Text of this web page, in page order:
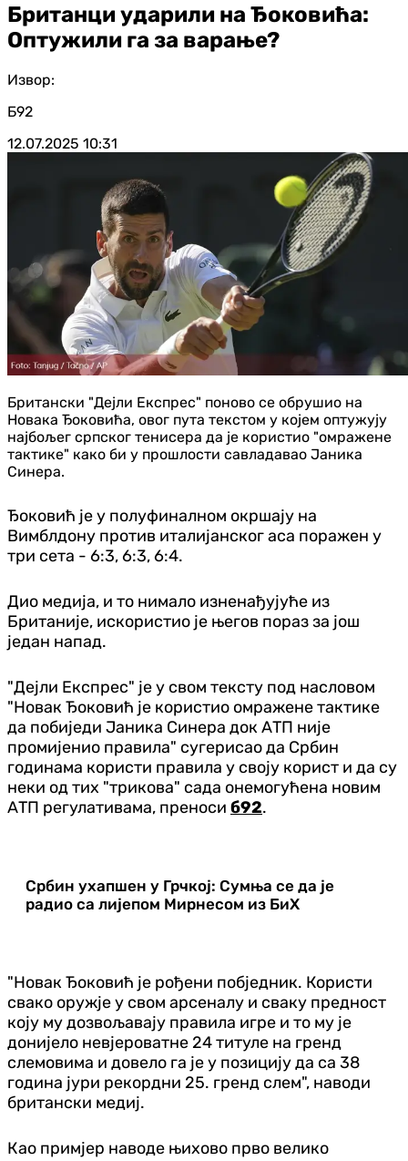
Британци ударили на Ђоковића:
Оптужили га за варање?
Извор:
Б92
12.07.2025 10:31
Британски "Дејли Експрес" поново се обрушио на
Новака Ђоковића, овог пута текстом у којем оптужују
најбољег српског тенисера да је користио "омражене
тактике" како би у прошлости савладавао Јаника
Синера.
Ђоковић је у полуфиналном окршају на
Вимблдону против италијанског аса поражен у
три сета - 6:3, 6:3, 6:4.
Дио медија, и то нимало изненађујуће из
Британије, искористио је његов пораз за још
један напад.
"Дејли Експрес" је у свом тексту под насловом
"Новак Ђоковић је користио омражене тактике
да побиједи Јаника Синера док АТП није
промијенио правила" сугерисао да Србин
годинама користи правила у своју корист и да су
неки од тих "трикова" сада онемогућена новим
АТП регулативама, преноси б92.
Србин ухапшен у Грчкој: Сумња се да је
радио са лијепом Мирнесом из БиХ
"Новак Ђоковић је рођени побједник. Користи
свако оружје у свом арсеналу и сваку предност
коју му дозвољавају правила игре и то му је
донијело невјероватне 24 титуле на гренд
слемовима и довело га је у позицију да са 38
година јури рекордни 25. гренд слем", наводи
британски медиј.
Као примјер наводе њихово прво велико